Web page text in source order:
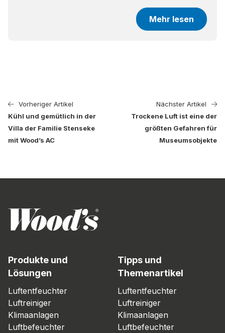
Mehr lesen
Vorheriger Artikel
Kühl und gemütlich in der
Villa der Familie Stenseke
mit Wood’s AC
Nächster Artikel
Trockene Luft ist eine der
größten Gefahren für
Museumsobjekte
Produkte und
Lösungen
Luftentfeuchter
Luftreiniger
Klimaanlagen
Luftbefeuchter
Tipps und
Themenartikel
Luftentfeuchter
Luftreiniger
Klimaanlagen
Luftbefeuchter